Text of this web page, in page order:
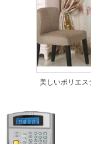
美しいポリエス